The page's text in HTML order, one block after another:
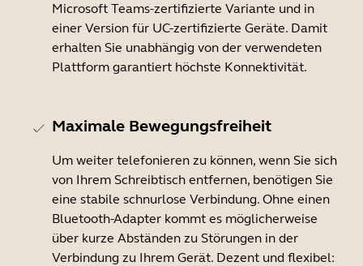
Microsoft Teams-zertifizierte Variante und in
einer Version für UC-zertifizierte Geräte. Damit
erhalten Sie unabhängig von der verwendeten
Plattform garantiert höchste Konnektivität.
Maximale Bewegungsfreiheit
Um weiter telefonieren zu können, wenn Sie sich
von Ihrem Schreibtisch entfernen, benötigen Sie
eine stabile schnurlose Verbindung. Ohne einen
Bluetooth-Adapter kommt es möglicherweise
über kurze Abständen zu Störungen in der
Verbindung zu Ihrem Gerät. Dezent und flexibel: